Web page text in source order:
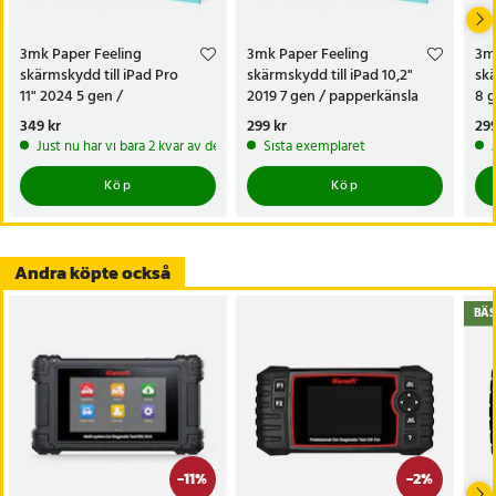
Specifikation
- Kompatibilitet: iPad Pro 13 tum 2024 7 gen
- Antal i förpackning: 2 st
- Skärmskydd: förstärker upp till 200 %
- Yta: papperliknande struktur
- Egenskaper: anti-reflex, smuts- och fingeravtrycksreducering
Artikelnummer:130227
3mk Paper Feeling
skärmskydd till iPad Pro
11" 2024 5 gen /
papperkänsla skärmskydd - 2
pack
Pris:349 kr
349 kr
Just nu har vi bara 2 kvar av denna produkt
Köp
3mk Paper Feeling
skärmskydd till iPad 10,2"
2019 7 gen / papperkänsla
skärmskydd - 2 pack
Pris:299 kr
299 kr
Sista exemplaret
Köp
8
Andra köpte också
-11% -2%